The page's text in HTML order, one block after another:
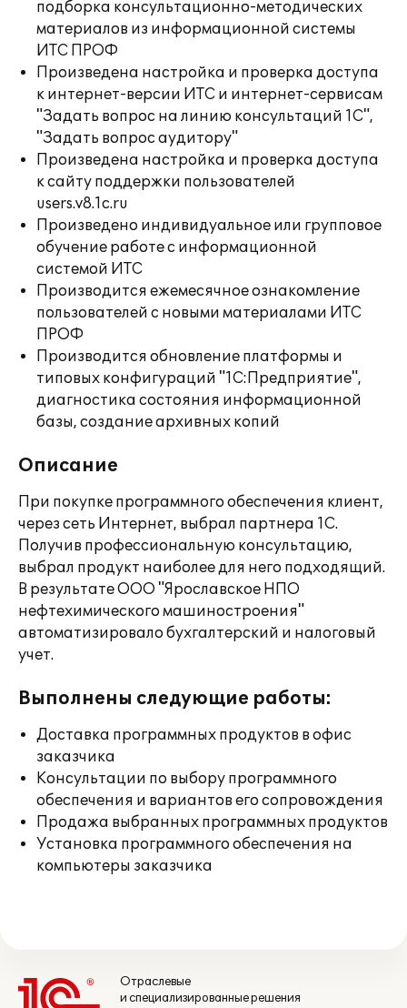
подборка консультационно-методических
материалов из информационной системы
ИТС ПРОФ
Произведена настройка и проверка доступа
к интернет-версии ИТС и интернет-сервисам
"Задать вопрос на линию консультаций 1С",
"Задать вопрос аудитору"
Произведена настройка и проверка доступа
к сайту поддержки пользователей
users.v8.1c.ru
Произведено индивидуальное или групповое
обучение работе с информационной
системой ИТС
Производится ежемесячное ознакомление
пользователей с новыми материалами ИТС
ПРОФ
Производится обновление платформы и
типовых конфигураций "1С:Предприятие",
диагностика состояния информационной
базы, создание архивных копий
Описание
При покупке программного обеспечения клиент,
через сеть Интернет, выбрал партнера 1С.
Получив профессиональную консультацию,
выбрал продукт наиболее для него подходящий.
В результате ООО "Ярославское НПО
нефтехимического машиностроения"
автоматизировало бухгалтерский и налоговый
учет.
Выполнены следующие работы:
Доставка программных продуктов в офис
заказчика
Консультации по выбору программного
обеспечения и вариантов его сопровождения
Продажа выбранных программных продуктов
Установка программного обеспечения на
компьютеры заказчика
Отраслевые
и специализированные решения